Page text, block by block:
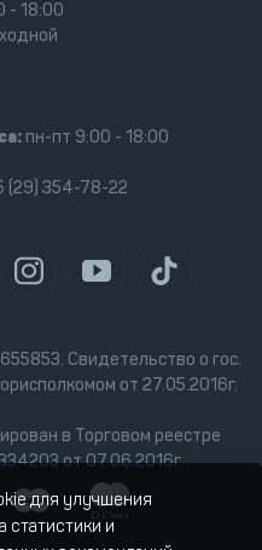
Свидетельство о гос.
от 27.05.2016г.
в Торговом реестре
от 07.06.2016г.
- 18:00
пн-пт 9:00 - 18:00
(29) 354-78-22
для улучшения
статистики и